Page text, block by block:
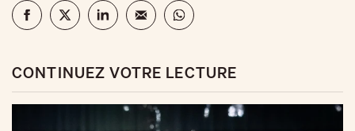
CONTINUEZ VOTRE LECTURE